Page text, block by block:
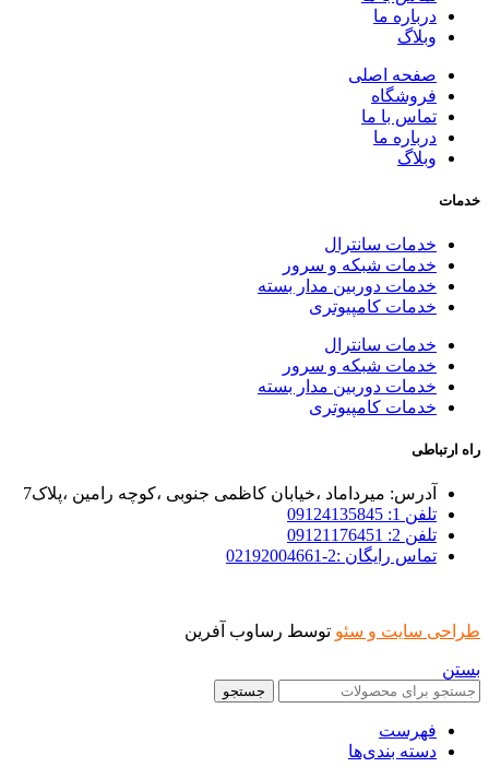
درباره ما
وبلاگ
صفحه اصلی
فروشگاه
تماس با ما
درباره ما
وبلاگ
خدمات
خدمات سانترال
خدمات شبکه و سرور
خدمات دوربین مدار بسته
خدمات کامپیوتری
خدمات سانترال
خدمات شبکه و سرور
خدمات دوربین مدار بسته
خدمات کامپیوتری
راه ارتباطی
آدرس: میرداماد ،خیابان کاظمی جنوبی ،کوچه رامین ،پلاک7
تلفن 1: 09124135845
تلفن 2: 09121176451
تماس رایگان :2-02192004661
طراحی سایت و سئو توسط رساوب آفرین
بستن
جستجو
فهرست
دسته بندی‌ها